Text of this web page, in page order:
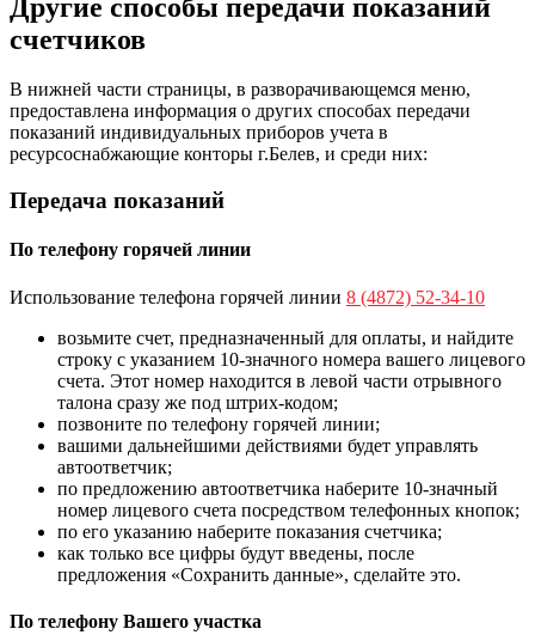
Другие способы передачи показаний
счетчиков
В нижней части страницы, в разворачивающемся меню,
предоставлена информация о других способах передачи
показаний индивидуальных приборов учета в
ресурсоснабжающие конторы г.Белев, и среди них:
Передача показаний
По телефону горячей линии
Использование телефона горячей линии 8 (4872) 52-34-10
возьмите счет, предназначенный для оплаты, и найдите
строку с указанием 10-значного номера вашего лицевого
счета. Этот номер находится в левой части отрывного
талона сразу же под штрих-кодом;
позвоните по телефону горячей линии;
вашими дальнейшими действиями будет управлять
автоответчик;
по предложению автоответчика наберите 10-значный
номер лицевого счета посредством телефонных кнопок;
по его указанию наберите показания счетчика;
как только все цифры будут введены, после
предложения «Сохранить данные», сделайте это.
По телефону Вашего участка